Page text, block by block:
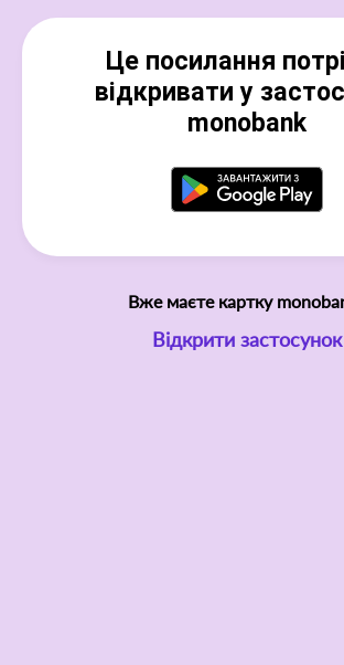
Це посилання
відкривати у
monobank
Вже маєте картку
Відкрити застосунок